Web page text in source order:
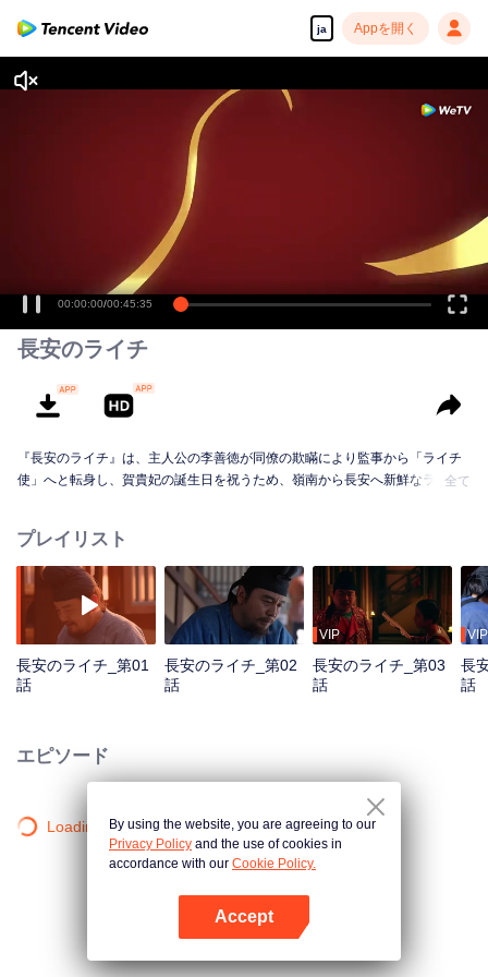
ja Appを開く
00:00:00/00:45:35
長安のライチ
『長安のライチ』は、主人公の李善徳が同僚の欺瞞により監事から「ライチ
使」へと転身し、賀貴妃の誕生日を祝うため、嶺南から長安へ新鮮なライチ
ら長安までは五千余里の距離があり、山河が遠く隔たっています。極限の時
間と不足した条件下で、どのように任務を遂行するのか？
全て
プレイリスト
長安のライチ_第01
話
長安のライチ_第02
話
VIP
長安のライチ_第03
話
VIP
長
話
エピソード
Loading…By using the website, you are agreeing to our
Privacy Policy and the use of cookies in
accordance with our Cookie Policy.
Accept